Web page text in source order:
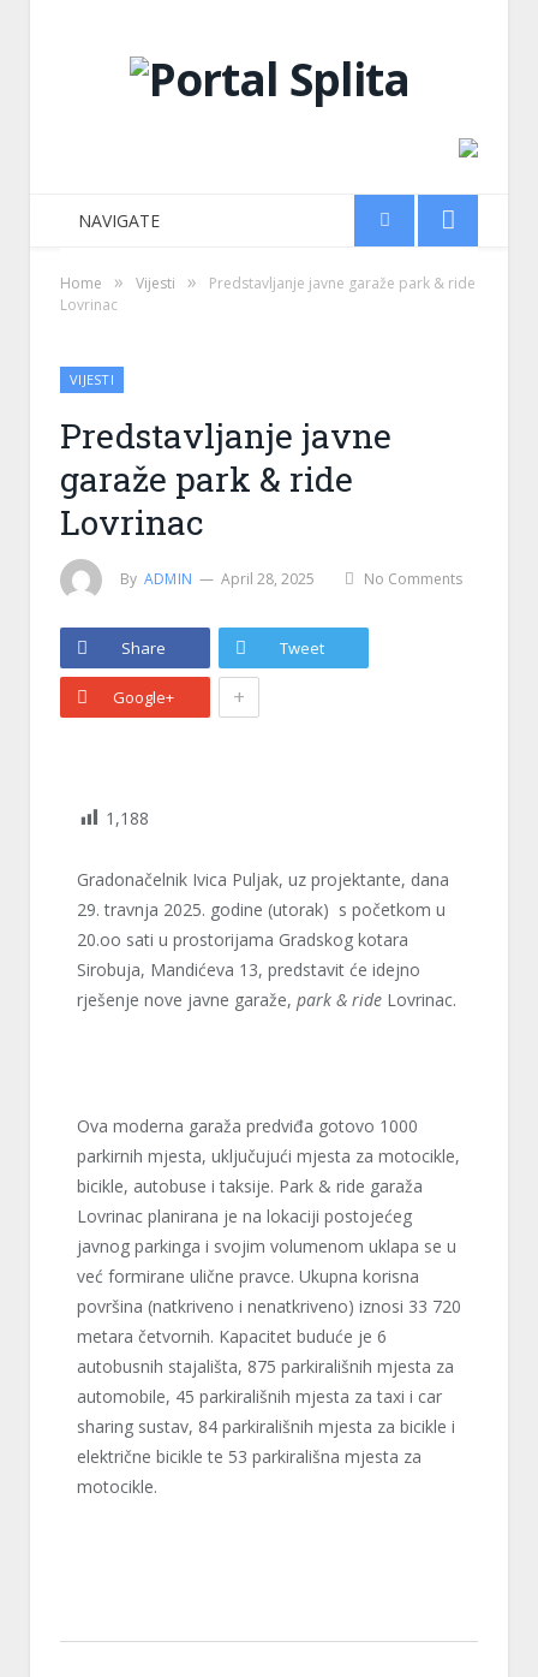
NAVIGATE
Home » Vijesti »
Predstavljanje javne garaže park & ride
Lovrinac
VIJESTI
Predstavljanje javne
garaže park & ride
Lovrinac
By ADMIN April 28, 2025 No Comments
Share Tweet
Google+ +
1,188
Gradonačelnik Ivica Puljak, uz projektante, dana
29. travnja 2025. godine (utorak) s početkom u
20.oo sati u prostorijama Gradskog kotara
Sirobuja, Mandićeva 13, predstavit će idejno
rješenje nove javne garaže, park & rideLovrinac.
Ova moderna garaža predviđa gotovo 1000
parkirnih mjesta, uključujući mjesta za motocikle,
bicikle, autobuse i taksije. Park & ride garaža
Lovrinac planirana je na lokaciji postojećeg
javnog parkinga i svojim volumenom uklapa se u
već formirane ulične pravce. Ukupna korisna
površina (natkriveno i nenatkriveno) iznosi 33 720
metara četvornih. Kapacitet buduće je 6
autobusnih stajališta, 875 parkirališnih mjesta za
automobile, 45 parkirališnih mjesta za taxi i car
sharing sustav, 84 parkirališnih mjesta za bicikle i
električne bicikle te 53 parkirališna mjesta za
motocikle.